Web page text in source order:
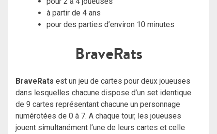
à partir de 4 ans
pour des parties d’environ 10 minutes
BraveRats
BraveRats est un jeu de cartes pour deux joueuses
dans lesquelles chacune dispose d’un set identique
de 9 cartes représentant chacune un personnage
numérotées de 0 à 7. A chaque tour, les joueuses
jouent simultanément l’une de leurs cartes et celle